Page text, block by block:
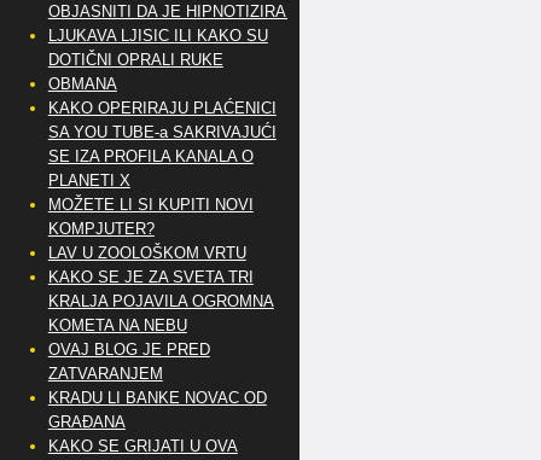
OBJASNITI DA JE HIPNOTIZIRAN
LJUKAVA LJISIC ILI KAKO SU
DOTIČNI OPRALI RUKE
OBMANA
KAKO OPERIRAJU PLAĆENICI
SA YOU TUBE-a SAKRIVAJUĆI
SE IZA PROFILA KANALA O
PLANETI X
MOŽETE LI SI KUPITI NOVI
KOMPJUTER?
LAV U ZOOLOŠKOM VRTU
KAKO SE JE ZA SVETA TRI
KRALJA POJAVILA OGROMNA
KOMETA NA NEBU
OVAJ BLOG JE PRED
ZATVARANJEM
KRADU LI BANKE NOVAC OD
GRAĐANA
KAKO SE GRIJATI U OVA